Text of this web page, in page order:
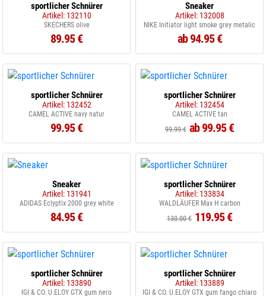
sportlicher Schnürer
Artikel: 132110
SKECHERS olive
89.95 €
Sneaker
Artikel: 132008
NIKE Initiator light smoke grey metalic
ab 94.95 €
sportlicher Schnürer
Artikel: 132452
CAMEL ACTIVE navy natur
99.95 €
sportlicher Schnürer
Artikel: 132454
CAMEL ACTIVE tan
99.99 € ab 99.95 €
Sneaker
Artikel: 131941
ADIDAS Eclyptix 2000 grey white
84.95 €
sportlicher Schnürer
Artikel: 133834
WALDLÄUFER Max H carbon
130.00 € 119.95 €
sportlicher Schnürer
Artikel: 133890
IGI & CO. U.ELOY GTX gum nero
sportlicher Schnürer
Artikel: 133889
IGI & CO. U.ELOY GTX gum fango chiaro